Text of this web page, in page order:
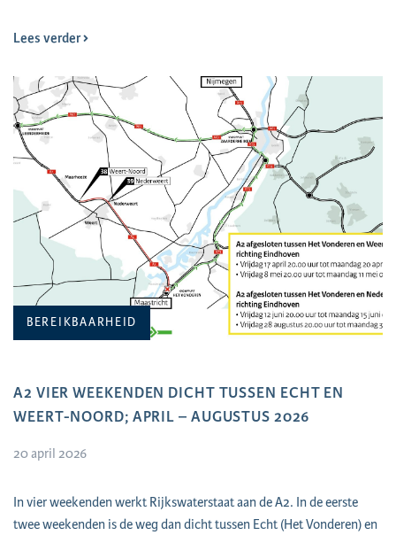
Lees verder
BEREIKBAARHEID
A2 VIER WEEKENDEN DICHT TUSSEN ECHT EN
WEERT-NOORD; APRIL – AUGUSTUS 2026
20 april 2026
In vier weekenden werkt Rijkswaterstaat aan de A2. In de eerste
twee weekenden is de weg dan dicht tussen Echt (Het Vonderen) en